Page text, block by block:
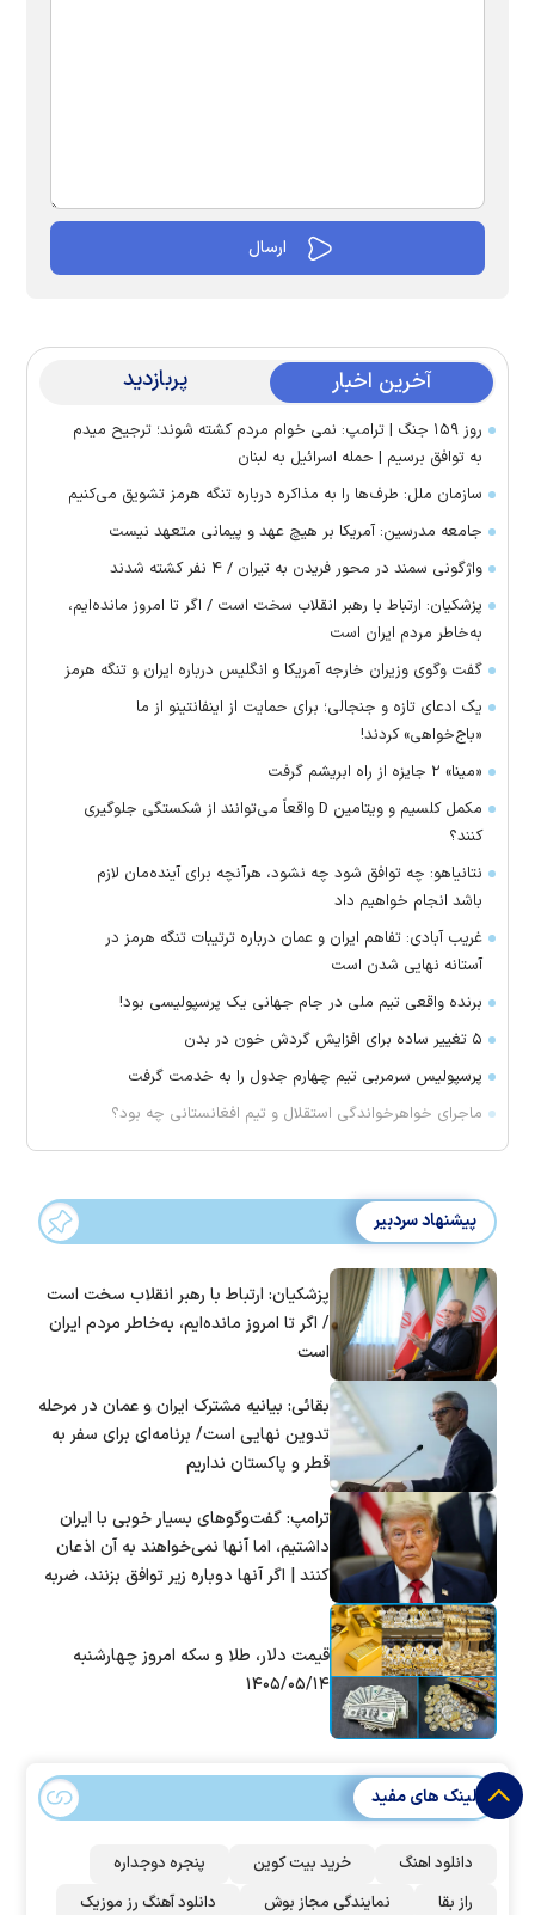
آخرین اخبار پربازدید
روز ۱۵۹ جنگ | ترامپ: نمی خوام مردم کشته شوند؛ ترجیح میدم
به توافق برسیم | حمله اسرائیل به لبنان
سازمان ملل: طرف‌ها را به مذاکره درباره تنگه هرمز تشویق می‌کنیم
جامعه مدرسین: آمریکا بر هیچ عهد و پیمانی متعهد نیست
واژگونی سمند در محور فریدن به تیران / ۴ نفر کشته شدند
پزشکیان: ارتباط با رهبر انقلاب سخت است / اگر تا امروز مانده‌ایم،
به‌خاطر مردم ایران است
گفت وگوی وزیران خارجه آمریکا و انگلیس درباره ایران و تنگه هرمز
یک ادعای تازه و جنجالی؛ برای حمایت از اینفانتینو از ما
«باج‌خواهی» کردند!
«مینا» ۲ جایزه از راه ابریشم گرفت
مکمل کلسیم و ویتامین D واقعاً می‌توانند از شکستگی جلوگیری
کنند؟
نتانیاهو: چه توافق شود چه نشود، هرآنچه برای آینده‌مان لازم
باشد انجام خواهیم داد
غریب آبادی: تفاهم ایران و عمان درباره ترتیبات تنگه هرمز در
آستانه نهایی شدن است
برنده واقعی تیم ملی در جام جهانی یک پرسپولیسی بود!
۵ تغییر ساده برای افزایش گردش خون در بدن
پرسپولیس سرمربی تیم چهارم جدول را به خدمت گرفت
ماجرای خواهرخواندگی استقلال و تیم افغانستانی چه بود؟
پیشنهاد سردبیر
پزشکیان: ارتباط با رهبر انقلاب سخت است
/ اگر تا امروز مانده‌ایم، به‌خاطر مردم ایران
است
بقائی: بیانیه مشترک ایران و عمان در مرحله
تدوین نهایی است/ برنامه‌ای برای سفر به
قطر و پاکستان نداریم
ترامپ: گفت‌و‌گو‌های بسیار خوبی با ایران
داشتیم، اما آنها نمی‌خواهند به آن اذعان
کنند | اگر آنها دوباره زیر توافق بزنند، ضربه
قیمت دلار، طلا و سکه امروز چهارشنبه
۱۴۰۵/۰۵/۱۴
لینک های مفید
دانلود اهنگ خرید بیت کوین
پنجره دوجداره
راز بقا
نمایندگی مجاز بوش دانلود آهنگ رز‌ موزیک